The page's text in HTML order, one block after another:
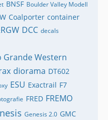
BNSF Boulder Valley Modell
Coalporter container
DCC decals
Grande Western
diorama DT602
ESU Exactrail F7
FRED FREMO
Genesis 2.0 GMC